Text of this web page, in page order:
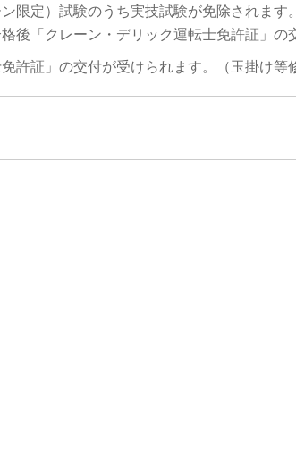
限定）試験のうち実技試験が免除されま
「クレーン・デリック運転士免許証」の
許証」の交付が受けられます。（玉掛け等